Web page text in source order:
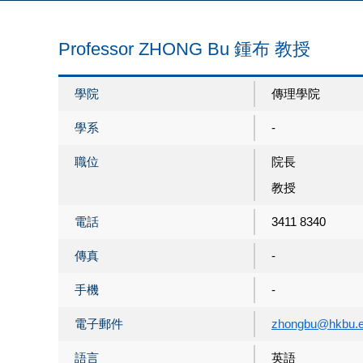
Professor ZHONG Bu 鍾布 教授
學院 傳理學院
學系 -
職位
院長
教授
電話 3411 8340
傳真 -
手機 -
電子郵件
語言 英語